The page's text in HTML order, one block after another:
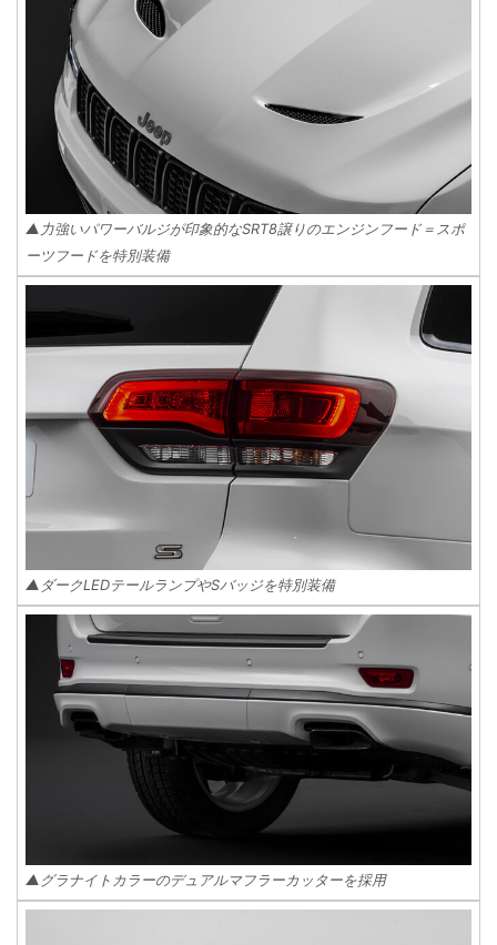
▲力強いパワーバルジが印象的なSRT8譲りのエンジンフード＝スポ
ーツフードを特別装備
▲ダークLEDテールランプやSバッジを特別装備
▲グラナイトカラーのデュアルマフラーカッターを採用